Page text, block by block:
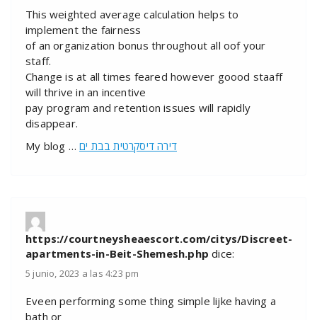
This weighted average calculation helps to
implement the fairness
of an organization bonus throughout all oof your
staff.
Change is at all times feared however goood staaff
will thrive in an incentive
pay program and retention issues will rapidly
disappear.
My blog … דירה דיסקרטית בבת ים
https://courtneysheaescort.com/citys/Discreet-
apartments-in-Beit-Shemesh.php dice:
5 junio, 2023 a las 4:23 pm
Eveen performing some thing simple lijke having a
bath or